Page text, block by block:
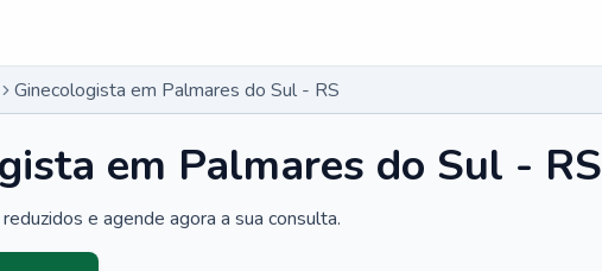
Ginecologista em Palmares do Sul - RS
em Palmares do Sul - RS
e agende agora a sua consulta.